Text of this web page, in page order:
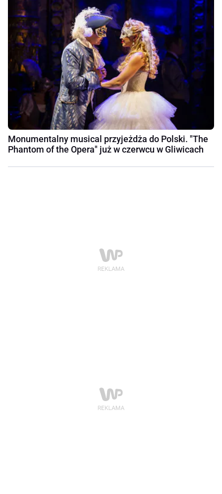
Monumentalny musical przyjeżdża do Polski. "The
Phantom of the Opera" już w czerwcu w Gliwicach